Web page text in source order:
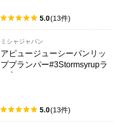
5.0(13件)
ミシャジャパン
アピュージューシーパンリッ
ププランパー#3Stormsyrupラ
5.0(13件)